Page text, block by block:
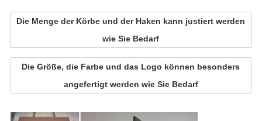
Die Menge der Körbe und der Haken kann justiert werden
wie Sie Bedarf
Die Größe, die Farbe und das Logo können besonders
angefertigt werden wie Sie Bedarf